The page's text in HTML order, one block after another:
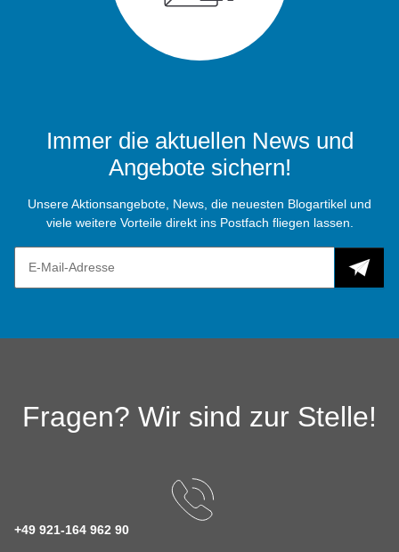
Immer die aktuellen News und
Angebote sichern!
Unsere Aktionsangebote, News, die neuesten Blogartikel und
viele weitere Vorteile direkt ins Postfach fliegen lassen.
Fragen? Wir sind zur Stelle!
+49 921-164 962 90